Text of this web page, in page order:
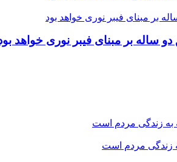
بر مبنای فیبر نوری خواهد
زندگی مردم است